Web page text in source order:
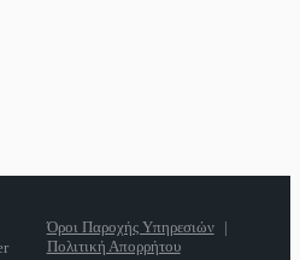
Όροι Παροχής Υπηρεσιών
|
Πολιτική Απορρήτου